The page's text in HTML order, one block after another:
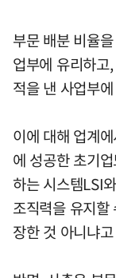
부문 배분 비율
업부에 유리하고
적을 낸 사업부
이에 대해 업계
에 성공한 초기
하는 시스템LSI
조직력을 유지
장한 것 아니냐